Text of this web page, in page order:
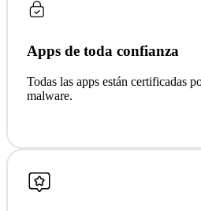
Apps de toda confianza
Todas las apps están certificadas
malware.